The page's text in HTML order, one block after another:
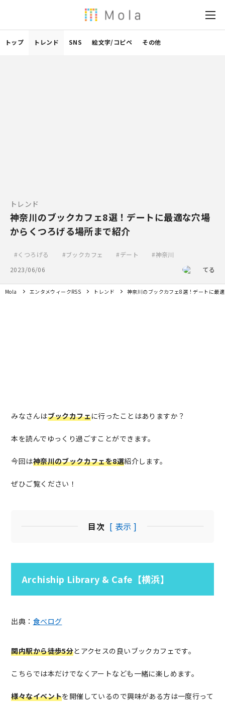
トップ トレンド SNS 絵文字/コピペ その他
トレンド
神奈川のブックカフェ8選！デートに最適な穴場
からくつろげる場所まで紹介
くつろげる ブックカフェ デート
神奈川
2023/06/06
てる
Mola エンタメウィークRSS トレンド 神奈川のブックカフェ8選！デートに最
みなさんはブックカフェに行ったことはありますか？
本を読んでゆっくり過ごすことができます。
今回は神奈川のブックカフェを8選紹介します。
ぜひご覧ください！
目次 [ 表示 ]
Archiship Library & Cafe【横浜】
出典： 食べログ
関内駅から徒歩5分とアクセスの良いブックカフェです。
こちらでは本だけでなくアートなども一緒に楽しめます。
様々なイベントを開催しているので興味がある方は一度行って